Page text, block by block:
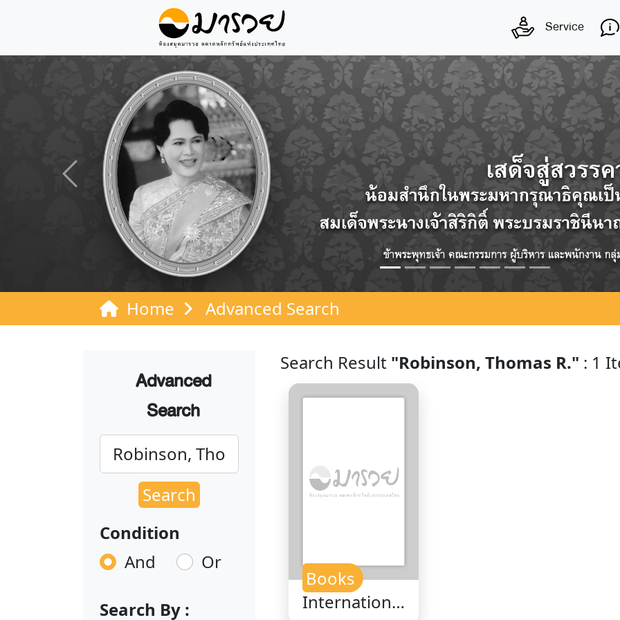
Service
Previous
Home Advanced Search
Advanced
Search
Search
Condition
And
Or
Search By :
Search Result "Robinson, Thomas R." : 1
Books
International